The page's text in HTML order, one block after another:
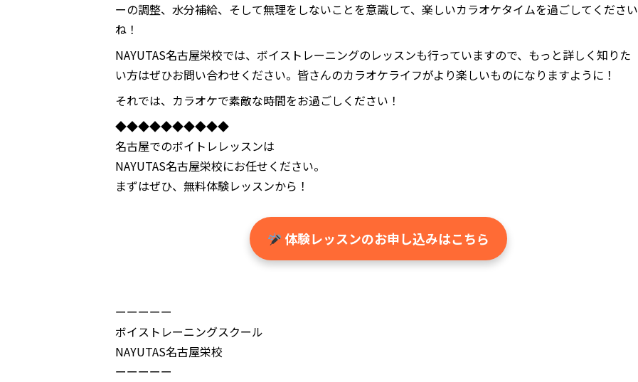
ーの調整、水分補給、そして無理をしないことを意識して、楽しいカラオケタイムを過ごしてください
ね！
NAYUTAS名古屋栄校では、ボイストレーニングのレッスンも行っていますので、もっと詳しく知りた
い方はぜひお問い合わせください。皆さんのカラオケライフがより楽しいものになりますように！
それでは、カラオケで素敵な時間をお過ごしください！
◆◆◆◆◆◆◆◆◆◆
名古屋でのボイトレレッスンは
NAYUTAS名古屋栄校にお任せください。
まずはぜひ、無料体験レッスンから！
体験レッスンのお申し込みはこちら
ーーーーー
ボイストレーニングスクール
NAYUTAS名古屋栄校
ーーーーー